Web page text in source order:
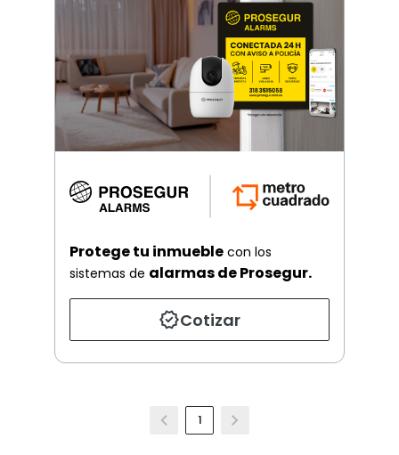
Protege tu inmueble con los
sistemas de alarmas de Prosegur.
Cotizar
1